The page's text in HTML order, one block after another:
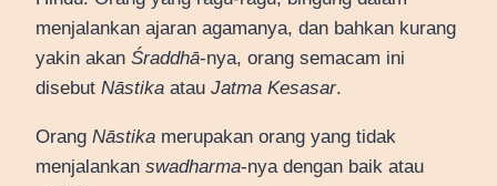
menjalankan ajaran agamanya, dan bahkan kurang
yakin akan Śraddhā-nya, orang semacam ini
disebut Nāstika atau Jatma Kesasar.
Orang Nāstika merupakan orang yang tidak
menjalankan swadharma-nya dengan baik atau